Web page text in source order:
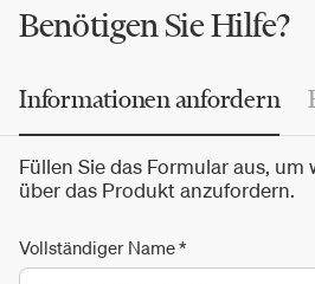
bequem und platzierbar in
von einem zunehmend
verschiedenen kulturellen
gleichgültig gegenüber den
Geschmacks und der Trends der
Dimensione Chi Wing Lo ist ein
Benötigen Sie Hilfe?
Informationen anfordern
Füllen Sie das Formular aus,
über das Produkt anzufordern.
Vollständiger Name*